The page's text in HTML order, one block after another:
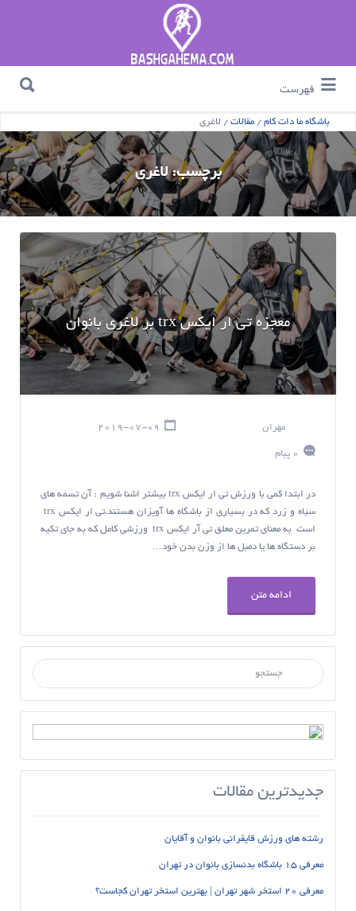
فهرست
باشگاه ما دات کام / مقالات / لاغری
برچسب:لاغری
معجزه تی ار ایکس trx بر لاغری بانوان
مهران
0 پیام
در ابتدا کمی با ورزش تی ار ایکس trx بیشتر اشنا شویم : آن تسمه های
است به معنای تمرین معلق تی آر ایکس trx ورزشی کامل که به جای تکیه
بر دستگاه ها یا دمبل ها از وزن بدن خود…
ادامه متن
جستجو برای :
جدیدترین مقالات
رشته های ورزش قایقرانی بانوان و آقایان
معرفی 15 باشگاه بدنسازی بانوان در تهران
معرفی 20 استخر شهر تهران | بهترین استخر تهران کجاست؟